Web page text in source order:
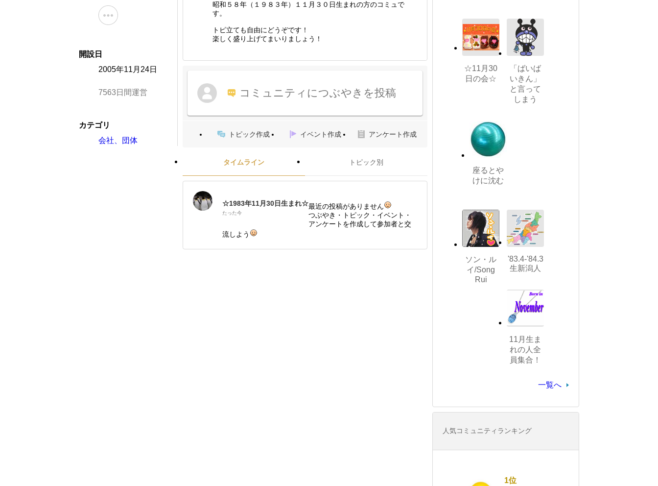
昭和５８年（１９８３年）１１月３０日生まれの方のコミュで
す。
トピ立ても自由にどうぞです！
楽しく盛り上げてまいりましょう！
コミュニティにつぶやきを投稿
トピック作成 イベント作成 アンケート作成
タイムライン トピック別
☆1983年11月30日生まれ☆
たった今
最近の投稿がありません
つぶやき・トピック・イベント・
アンケートを作成して参加者と交
流しよう
開設日
2005年11月24日
7563日間運営
カテゴリ
会社、団体
☆11月30
日の会☆
「ばいば
いきん」
と言って
しまう
座るとや
けに沈む
ソン・ル
イ/Song
Rui
'83.4-'84.3
生新潟人
11月生ま
れの人全
員集合！
一覧へ
人気コミュニティランキング
1位